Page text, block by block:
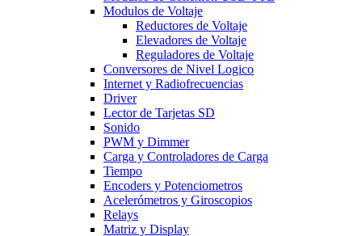
Modulos de Voltaje
Reductores de Voltaje
Elevadores de Voltaje
Reguladores de Voltaje
Conversores de Nivel Logico
Internet y Radiofrecuencias
Driver
Lector de Tarjetas SD
Sonido
PWM y Dimmer
Carga y Controladores de Carga
Tiempo
Encoders y Potenciometros
Acelerómetros y Giroscopios
Relays
Matriz y Display